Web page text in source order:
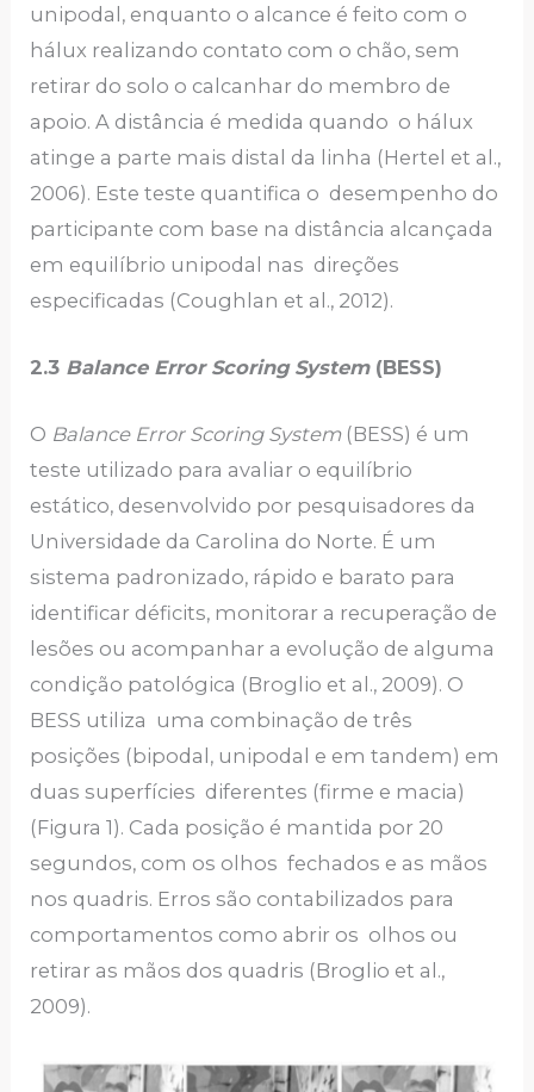
unipodal, enquanto o alcance é feito com o
hálux realizando contato com o chão, sem
retirar do solo o calcanhar do membro de
apoio. A distância é medida quando o hálux
atinge a parte mais distal da linha (Hertel et al.,
2006). Este teste quantifica o desempenho do
participante com base na distância alcançada
em equilíbrio unipodal nas direções
especificadas (Coughlan et al., 2012).
2.3 Balance Error Scoring System (BESS)
O Balance Error Scoring System (BESS) é um
teste utilizado para avaliar o equilíbrio
estático, desenvolvido por pesquisadores da
Universidade da Carolina do Norte. É um
sistema padronizado, rápido e barato para
identificar déficits, monitorar a recuperação de
lesões ou acompanhar a evolução de alguma
condição patológica (Broglio et al., 2009). O
BESS utiliza uma combinação de três
posições (bipodal, unipodal e em tandem) em
duas superfícies diferentes (firme e macia)
(Figura 1). Cada posição é mantida por 20
segundos, com os olhos fechados e as mãos
nos quadris. Erros são contabilizados para
comportamentos como abrir os olhos ou
retirar as mãos dos quadris (Broglio et al.,
2009).